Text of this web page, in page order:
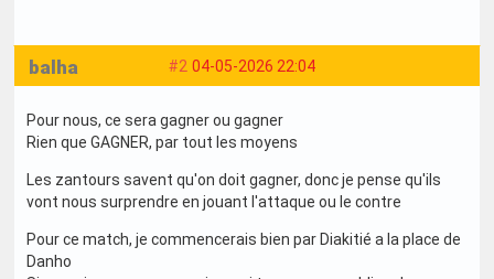
#2 04-05-2026 22:04
balha
Pour nous, ce sera gagner ou gagner
Rien que GAGNER, par tout les moyens
Les zantours savent qu'on doit gagner, donc je pense qu'ils
vont nous surprendre en jouant l'attaque ou le contre
Pour ce match, je commencerais bien par Diakitié a la place de
Danho